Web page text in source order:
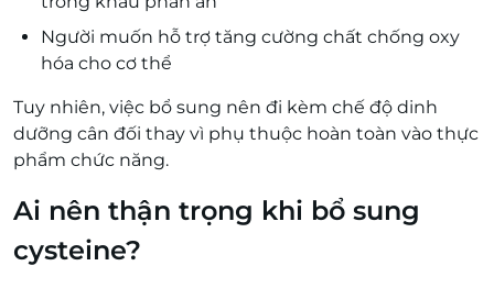
Người muốn hỗ trợ tăng cường chất chống oxy
hóa cho cơ thể
Tuy nhiên, việc bổ sung nên đi kèm chế độ dinh
dưỡng cân đối thay vì phụ thuộc hoàn toàn vào thực
phẩm chức năng.
Ai nên thận trọng khi bổ sung
cysteine?